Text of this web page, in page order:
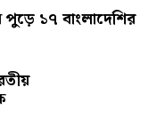
১৭ বাংলাদেশির